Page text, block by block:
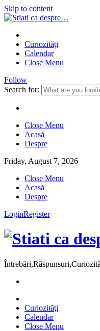
Skip to content
Curiozităţi
Calendar
Close Menu
Follow
Search for:
Close Menu
Acasă
Despre
Friday, August 7, 2026
Close Menu
Acasă
Despre
LoginRegister
Curiozităţi
Calendar
Close Menu